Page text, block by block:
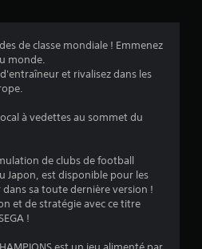
s
:
0
3
de classe mondiale ! Emmenez
monde.
et rivalisez dans les
à vedettes au sommet du
de clubs de football
Japon, est disponible pour les
sa toute dernière version !
et de stratégie avec ce titre
!